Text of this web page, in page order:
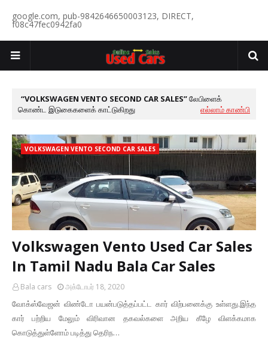
google.com, pub-9842646650003123, DIRECT,
f08c47fec0942fa0
VOLKSWAGEN VENTO SECOND CAR SALES லேபிளைக்
கொண்ட இடுகைகளைக் காட்டுகிறது
எல்லாம் காண்பி
VOLKSWAGEN VENTO SECOND CAR SALES
Volkswagen Vento Used Car Sales
In Tamil Nadu Bala Car Sales
Bala cars அக்டோபர் 18, 2020
வோக்ஸ்வேஜன் விண்டோ பயன்படுத்தப்பட்ட கார் விற்பனைக்கு உள்ளது.இந்த
கார் பற்றிய மேலும் விரிவான தகவல்களை அறிய கீழே விளக்கமாக
கொடுத்துள்ளோம் படித்து தெரிந…